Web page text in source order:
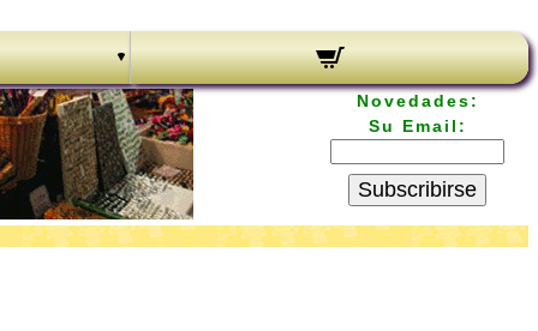
Novedades:
Su Email:
Subscribirse